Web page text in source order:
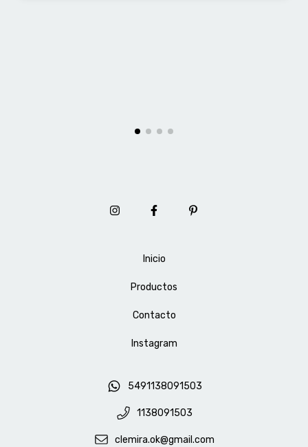
Inicio
Productos
Contacto
Instagram
5491138091503
1138091503
clemira.ok@gmail.com